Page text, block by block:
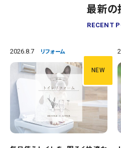
最新の
RECENT
2026.8.7 リフォーム
NEW